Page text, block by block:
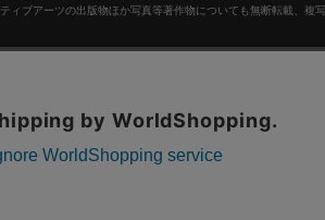
ィブアーツの出版物ほか写真等著作物についても無断転載、複
JASRAC許諾番号：S0507081515
JASRAC許諾番号：9009941002Y45040